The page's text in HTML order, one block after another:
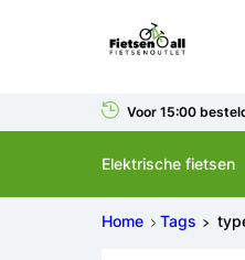
Voor 15:00
Elektrische fietsen
Home Tags